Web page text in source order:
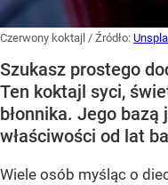
Czerwony koktajl / Źródło:
Szukasz prostego
Ten koktajl syci,
błonnika. Jego
właściwości od lat
Wiele osób myśląc o